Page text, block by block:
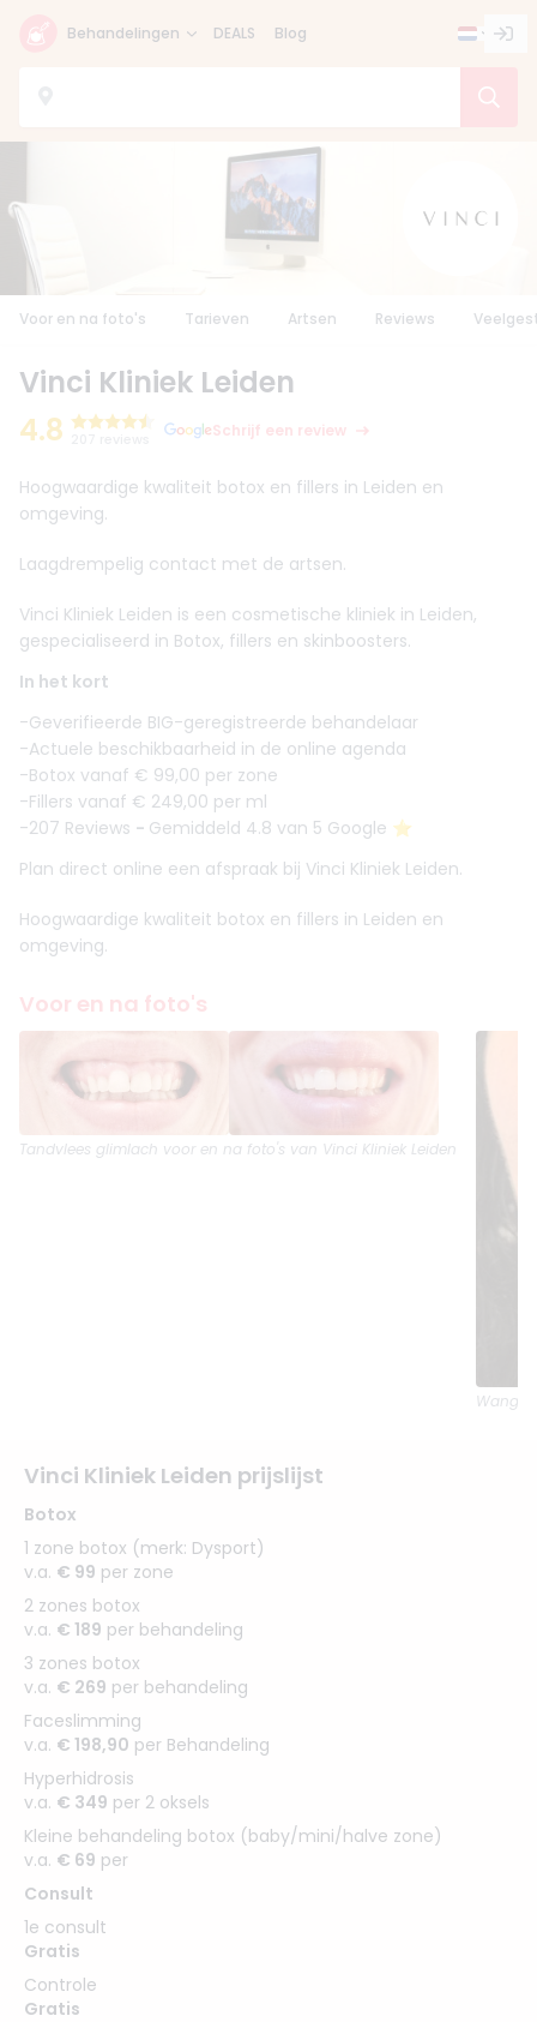
Behandelingen DEALS Blog
Voor en na foto's Tarieven Artsen Reviews
Vinci Kliniek Leiden
4.8
Schrijf een review
Hoogwaardige kwaliteit botox en fillers in Leiden en
omgeving.
Laagdrempelig contact met de artsen.
Vinci Kliniek Leiden is een cosmetische kliniek in Leiden,
gespecialiseerd in Botox, fillers en skinboosters.
In het kort
-Geverifieerde BIG-geregistreerde behandelaar
-Actuele beschikbaarheid in de online agenda
-Botox vanaf € 99,00 per zone
-Fillers vanaf € 249,00 per ml
-207 Reviews - Gemiddeld 4.8 van 5 Google ⭐️
Plan direct online een afspraak bij Vinci Kliniek Leiden.
Hoogwaardige kwaliteit botox en fillers in Leiden en
omgeving.
Voor en na foto's
Tandvlees glimlach voor en na foto's van Vinci Kliniek Leiden
Vinci Kliniek Leiden prijslijst
Botox
1 zone botox (merk: Dysport)
v.a. € 99 per zone
2 zones botox
v.a. € 189 per behandeling
3 zones botox
v.a. € 269 per behandeling
Faceslimming
v.a. € 198,90 per Behandeling
Hyperhidrosis
v.a. € 349 per 2 oksels
Kleine behandeling botox (baby/mini/halve zone)
v.a. € 69 per
Consult
1e consult
Gratis
Controle
Gratis